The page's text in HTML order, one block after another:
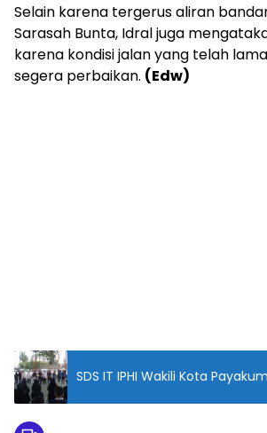
Selain karena tergerus aliran
Sarasah Bunta, Idral juga
karena kondisi jalan yang telah
segera perbaikan. (Edw)
SDS IT IPHI Wakili Kota